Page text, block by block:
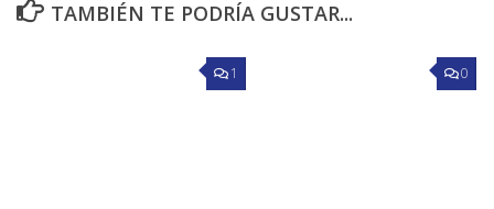
TAMBIÉN TE PODRÍA GUSTAR...
1 0